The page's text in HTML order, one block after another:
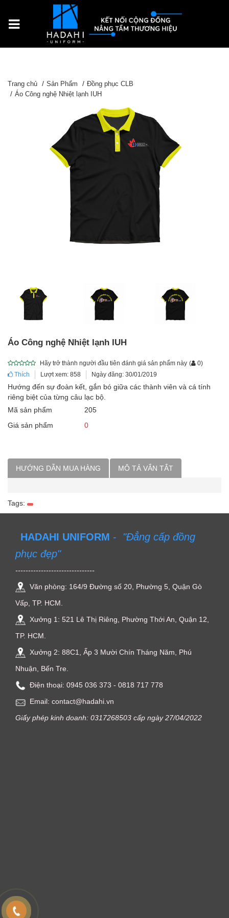
Trang chủ Sản Phẩm
Đồng phục CLB
Áo Công nghệ Nhiệt lạnh IUH
Áo Công nghệ Nhiệt lạnh IUH
Hãy trở thành người đầu tiên đánh giá sản phẩm này ( 0)
Thích
Lượt xem: 858 Ngày đăng: 30/01/2019
Hướng đến sự đoàn kết, gắn bó giữa các thành viên và cá tính
riêng biệt của từng câu lạc bộ.
Mã sản phẩm
205
Giá sản phẩm
0
HƯỚNG DẪN MUA HÀNG MÔ TẢ VẮN TẮT
Tags:
HADAHI UNIFORM - "Đẳng cấp đồng
phục đẹp"
-------------------------------
Văn phòng: 164/9 Đường số 20, Phường 5, Quận Gò
Vấp, TP. HCM.
Xưởng 1: 521 Lê Thị Riêng, Phường Thới An, Quận 12,
TP. HCM.
Xưởng 2: 88C1, Ấp 3 Mười Chín Tháng Năm, Phú
Nhuận, Bến Tre.
Điện thoại: ‭0945 036 373‬ - 0818 717 778
Email: contact@hadahi.vn
Giấy phép kinh doanh: 0317268503 cấp ngày 27/04/2022